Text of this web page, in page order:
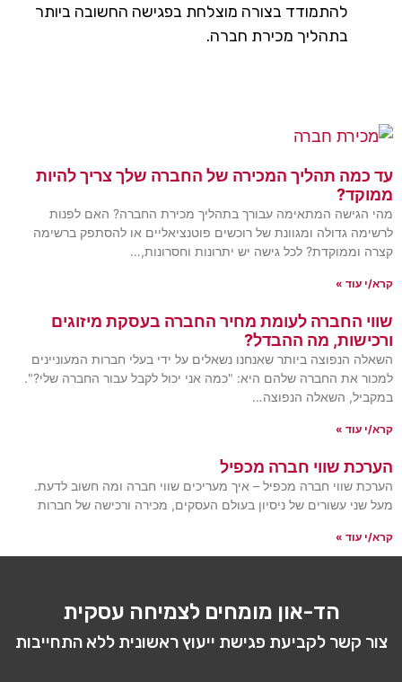
להתמודד בצורה מוצלחת בפגישה החשובה ביותר
בתהליך מכירת חברה.
תהליך המכירה של החברה שלך צריך להיות
המתאימה עבורך בתהליך מכירת החברה? האם לפנות
גדולה ומגוונת של רוכשים פוטנציאליים או להסתפק ברשימה
וממוקדת? לכל גישה יש יתרונות וחסרונות,…
עוד »
החברה לעומת מחיר החברה בעסקת מיזוגים
מה ההבדל?
הנפוצה ביותר שאנחנו נשאלים על ידי בעלי חברות המעוניינים
את החברה שלהם היא: "כמה אני יכול לקבל עבור החברה שלי?".
השאלה הנפוצה…
עוד »
שווי חברה מכפיל
שווי חברה מכפיל – איך מעריכים שווי חברה ומה חשוב לדעת.
עשורים של ניסיון בעולם העסקים, מכירה ורכישה של חברות
עוד »
הד-און מומחים לצמיחה עסקית
קשר לקביעת פגישת ייעוץ ראשונית ללא התחייבות